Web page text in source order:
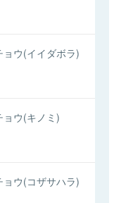
ョウ(イイダボラ)
ョウ(キノミ)
ョウ(コザサハラ)